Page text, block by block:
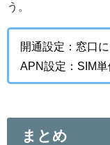
う。
開通設定：窓口
APN設定：SIM
まとめ